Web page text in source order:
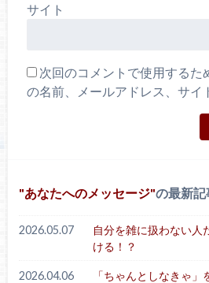
サイト
次回のコメントで使用するた
の名前、メールアドレス、サイ
あなたへのメッセージ の最新記
2026.05.07
自分を雑に扱わない人
ける！？
2026.04.06
「ちゃんとしなきゃ